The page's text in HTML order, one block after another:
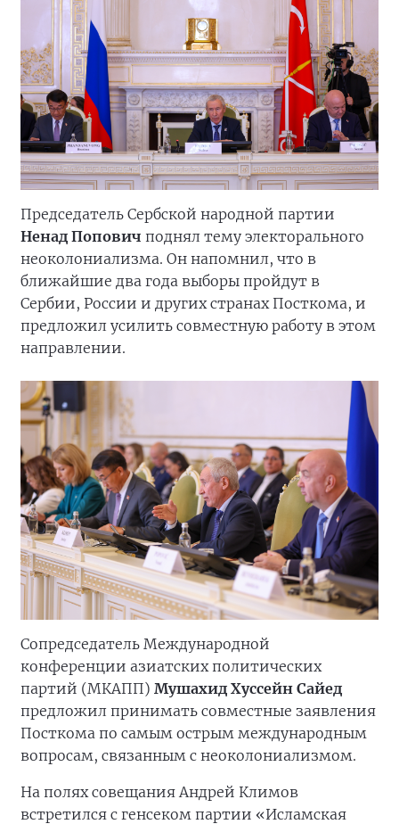
Председатель Сербской народной партии
Ненад Попович поднял тему электорального
неоколониализма. Он напомнил, что в
ближайшие два года выборы пройдут в
Сербии, России и других странах Посткома, и
предложил усилить совместную работу в этом
направлении.
Сопредседатель Международной
конференции азиатских политических
партий (МКАПП) Мушахид Хуссейн Сайед
предложил принимать совместные заявления
Посткома по самым острым международным
вопросам, связанным с неоколониализмом.
На полях совещания Андрей Климов
встретился с генсеком партии «Исламская